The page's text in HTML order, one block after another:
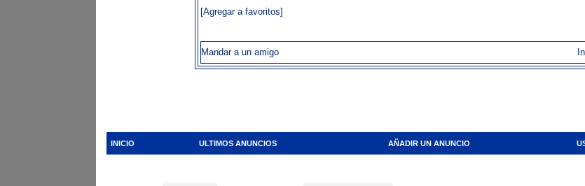
[Agregar a favoritos]
Mandar a un amigo
INICIO ULTIMOS ANUNCIOS AÑADIR UN ANUNCIO